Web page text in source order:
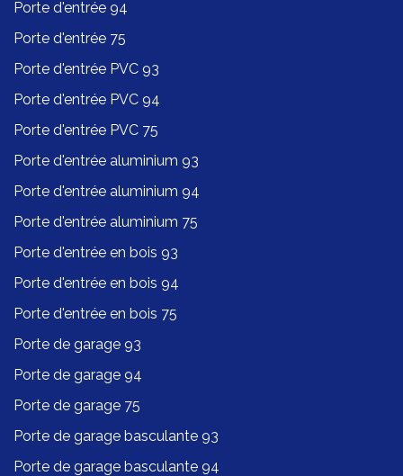
Porte d'entrée 94
Porte d'entrée 75
Porte d'entrée PVC 93
Porte d'entrée PVC 94
Porte d'entrée PVC 75
Porte d'entrée aluminium 93
Porte d'entrée aluminium 94
Porte d'entrée aluminium 75
Porte d'entrée en bois 93
Porte d'entrée en bois 94
Porte d'entrée en bois 75
Porte de garage 93
Porte de garage 94
Porte de garage 75
Porte de garage basculante 93
Porte de garage basculante 94